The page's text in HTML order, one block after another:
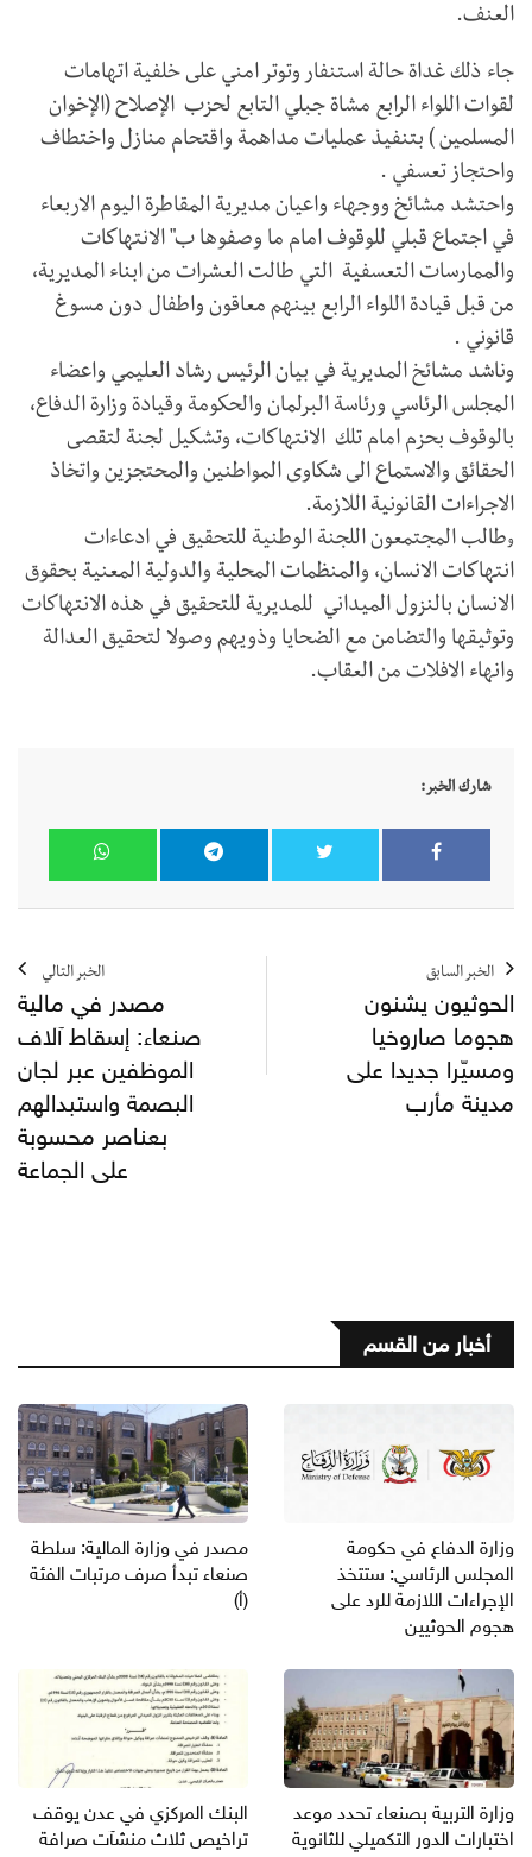
العنف.
جاء ذلك غداة حالة استنفار وتوتر امني على خلفية اتهامات
لقوات اللواء الرابع مشاة جبلي التابع لحزب الإصلاح (الإخوان
المسلمين ) بتنفيذ عمليات مداهمة واقتحام منازل واختطاف
واحتجاز تعسفي .
واحتشد مشائخ ووجهاء واعيان مديرية المقاطرة اليوم الاربعاء
في اجتماع قبلي للوقوف امام ما وصفوها ب" الانتهاكات
والممارسات التعسفية التي طالت العشرات من ابناء المديرية،
من قبل قيادة اللواء الرابع بينهم معاقون واطفال دون مسوغ
قانوني .
وناشد مشائخ المديرية في بيان الرئيس رشاد العليمي واعضاء
المجلس الرئاسي ورئاسة البرلمان والحكومة وقيادة وزارة الدفاع،
بالوقوف بحزم امام تلك الانتهاكات، وتشكيل لجنة لتقصى
الحقائق والاستماع الى شكاوى المواطنين والمحتجزين واتخاذ
الاجراءات القانونية اللازمة.
وطالب المجتمعون اللجنة الوطنية للتحقيق في ادعاءات
انتهاكات الانسان، والمنظمات المحلية والدولية المعنية بحقوق
الانسان بالنزول الميداني للمديرية للتحقيق في هذه الانتهاكات
وتوثيقها والتضامن مع الضحايا وذويهم وصولا لتحقيق العدالة
وانهاء الافلات من العقاب.
شارك الخبر:
الخبر السابق
الحوثيون يشنون
هجوما صاروخيا
ومسيّرا جديدا على
مدينة مأرب
الخبر التالي
مصدر في مالية
صنعاء: إسقاط آلاف
الموظفين عبر لجان
البصمة واستبدالهم
بعناصر محسوبة
على الجماعة
أخبار من القسم
وزارة الدفاع في حكومة
المجلس الرئاسي: ستتخذ
الإجراءات اللازمة للرد على
هجوم الحوثيين
مصدر في وزارة المالية: سلطة
صنعاء تبدأ صرف مرتبات الفئة
(أ)
وزارة التربية بصنعاء تحدد موعد
اختبارات الدور التكميلي للثانوية
البنك المركزي في عدن يوقف
تراخيص ثلاث منشآت صرافة